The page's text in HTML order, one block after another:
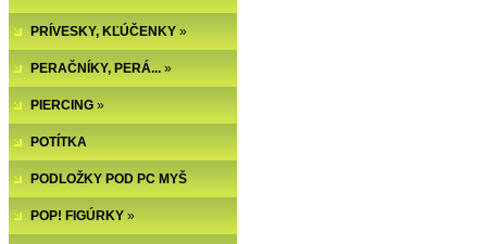
PRÍVESKY, KĽÚČENKY »
PERAČNÍKY, PERÁ... »
PIERCING »
POTÍTKA
PODLOŽKY POD PC MYŠ
POP! FIGÚRKY »